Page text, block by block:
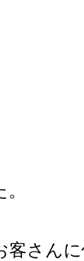
客さん